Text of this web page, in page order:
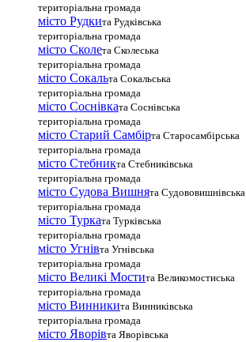
територіальна громада
місто Рудкита Рудківська
територіальна громада
місто Сколета Сколеська
територіальна громада
місто Сокальта Сокальська
територіальна громада
місто Соснівката Соснівська
територіальна громада
місто Старий Самбірта Старосамбірська
територіальна громада
місто Стебникта Стебниківська
територіальна громада
місто Судова Вишнята Судововишнівська
територіальна громада
місто Турката Турківська
територіальна громада
місто Угнівта Угнівська
територіальна громада
місто Великі Мостита Великомостиська
територіальна громада
місто Винникита Винниківська
територіальна громада
місто Яворівта Яворівська